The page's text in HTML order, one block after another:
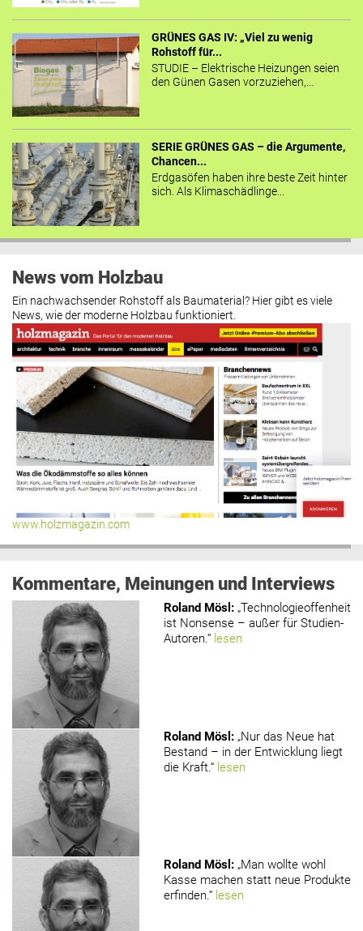
GRÜNES GAS IV: „Viel zu wenig
Rohstoff für...
STUDIE – Elektrische Heizungen seien
den Günen Gasen vorzuziehen,...
SERIE GRÜNES GAS – die Argumente,
Chancen...
Erdgasöfen haben ihre beste Zeit hinter
sich. Als Klimaschädlinge...
News vom Holzbau
Ein nachwachsender Rohstoff als Baumaterial? Hier gibt es viele
News, wie der moderne Holzbau funktioniert.
www.holzmagazin.com
Kommentare, Meinungen und Interviews
Roland Mösl : „Technologieoffenheit
ist Nonsense – außer für Studien-
Autoren.“ lesen
Roland Mösl : „Nur das Neue hat
Bestand – in der Entwicklung liegt
die Kraft.“ lesen
Roland Mösl : „Man wollte wohl
Kasse machen statt neue Produkte
erfinden.“ lesen